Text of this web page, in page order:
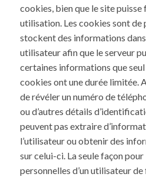
cookies, bien que le site
utilisation. Les cookies sont
stockent des informations
utilisateur afin que le serveur
certaines informations que
cookies ont une durée limitée.
de révéler un numéro de
ou d’autres détails
peuvent pas extraire
l’utilisateur ou obtenir des
sur celui-ci. La seule façon
personnelles d’un utilisateur